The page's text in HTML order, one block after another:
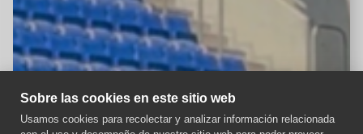
Sobre las cookies en este sitio web
Usamos cookies para recolectar y analizar información relacionada